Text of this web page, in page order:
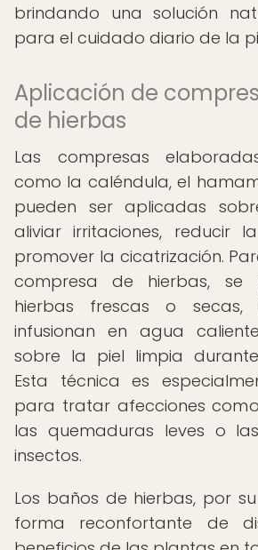
brindando una solución
para el cuidado diario de la
Aplicación de
de hierbas
Las compresas
como la caléndula, el
pueden ser aplicadas
aliviar irritaciones, reducir
promover la cicatrización.
compresa de hierbas, se
hierbas frescas o secas,
infusionan en agua
sobre la piel limpia
Esta técnica es
para tratar afecciones
las quemaduras leves o
insectos.
Los baños de hierbas, por
forma reconfortante de